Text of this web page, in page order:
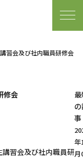
習会及び社内職員研修会
修会
習会及び社内職員研
事
年
月